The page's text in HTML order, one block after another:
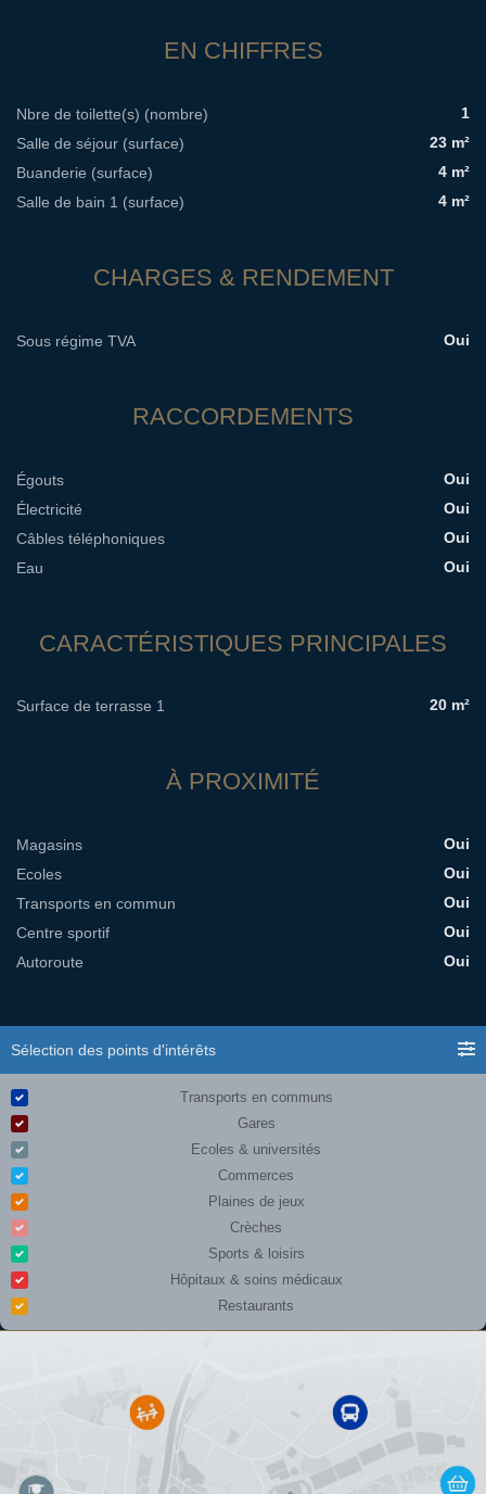
EN CHIFFRES
Nbre de toilette(s) (nombre)
1
Salle de séjour (surface)
23 m²
Buanderie (surface)
4 m²
Salle de bain 1 (surface)
4 m²
CHARGES & RENDEMENT
Sous régime TVA Oui
RACCORDEMENTS
Égouts
Oui
Électricité
Oui
Câbles téléphoniques
Oui
Eau
Oui
CARACTÉRISTIQUES PRINCIPALES
Surface de terrasse 1 20 m²
À PROXIMITÉ
Magasins
Oui
Ecoles
Oui
Transports en commun
Oui
Centre sportif
Oui
Autoroute
Oui
Sélection des points d'intérêts
Transports en communs
Gares
Ecoles & universités
Commerces
Plaines de jeux
Crèches
Sports & loisirs
Hôpitaux & soins médicaux
Restaurants